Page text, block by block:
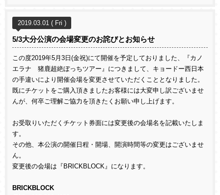
2019.03.01 ( Fri )
5/3大分公演の会場変更のお詫びとお知らせ
この度2019年5月3日(金祝)にて開催を予定しておりました、『カノ
エラナ 猪鹿超絶ぼっちツアー』につきまして、キョードー西日本
の手違いにより開催会場を変更させていただくこととなりました。
既にチケットをご購入頂きましたお客様には大変申し訳ございませ
んが、何卒ご理解ご協力を頂きたくお願い申し上げます。
お受取りいただくチケット券面には変更後の会場名を記載いたしま
す。
その他、本公演の開催日程・開場、開演時間等の変更はございませ
ん。
変更後の会場は『BRICKBLOCK』になります。
BRICKBLOCK